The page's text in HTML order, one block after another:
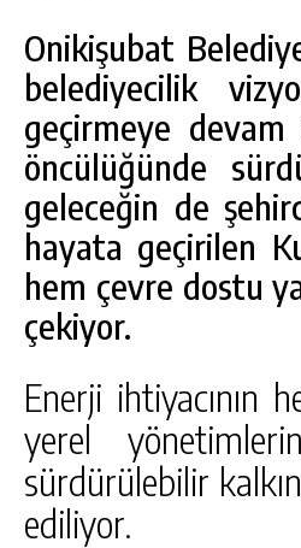
Onikişubat
belediyecilik
geçirmeye devam
öncülüğünde
geleceğin de
hayata geçirilen
hem çevre dostu
çekiyor.
Enerji ihtiyacının
yerel
sürdürülebilir
ediliyor.
GÖKSUN HAFIZLIK
ÖĞRENCILERINE